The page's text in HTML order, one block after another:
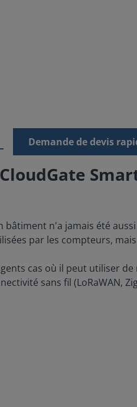
Demande de devis
n'a jamais été
par les compteurs,
cas où il peut utiliser
sans fil (LoRaWAN,